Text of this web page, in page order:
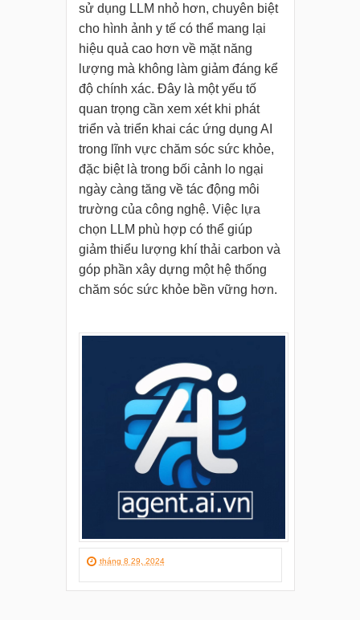
sử dụng LLM nhỏ hơn, chuyên biệt
cho hình ảnh y tế có thể mang lại
hiệu quả cao hơn về mặt năng
lượng mà không làm giảm đáng kể
độ chính xác. Đây là một yếu tố
quan trọng cần xem xét khi phát
triển và triển khai các ứng dụng AI
trong lĩnh vực chăm sóc sức khỏe,
đặc biệt là trong bối cảnh lo ngại
ngày càng tăng về tác động môi
trường của công nghệ. Việc lựa
chọn LLM phù hợp có thể giúp
giảm thiểu lượng khí thải carbon và
góp phần xây dựng một hệ thống
chăm sóc sức khỏe bền vững hơn.
tháng 8 29, 2024